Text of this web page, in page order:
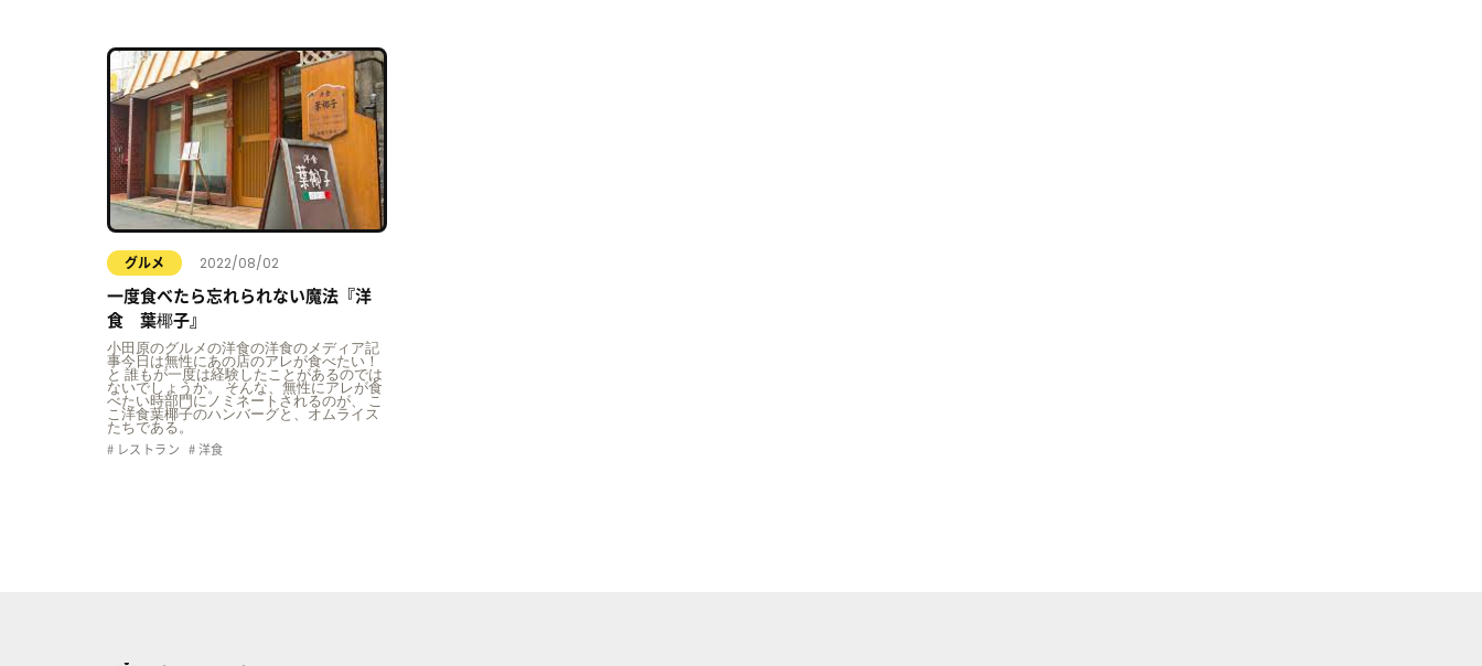
グルメ 2022/08/02
一度食べたら忘れられない魔法『洋
食 葉椰子』
小田原のグルメの洋食の洋食のメディア記
事今日は無性にあの店のアレが食べたい！
と 誰もが一度は経験したことがあるのでは
ないでしょうか。 そんな、無性にアレが食
べたい時部門にノミネートされるのが、 こ
こ洋食葉椰子のハンバーグと、オムライス
たちである。
レストラン 洋食